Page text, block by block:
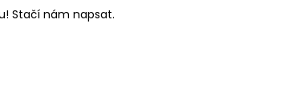
Stačí nám napsat.